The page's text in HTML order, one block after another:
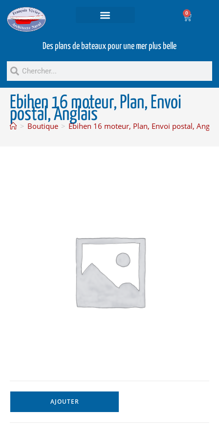
0
Des plans de bateaux pour une mer plus belle
Ebihen 16 moteur, Plan, Envoi
postal, Anglais
> Boutique > Ebihen 16 moteur, Plan, Envoi postal,
AJOUTER